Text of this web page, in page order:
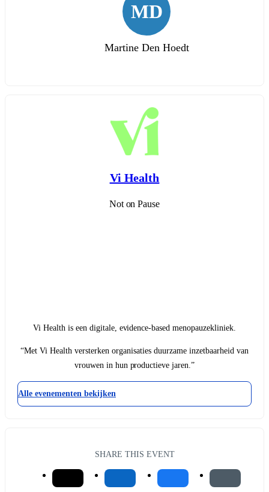
MD
Martine Den Hoedt
Vi Health
Not on Pause
Vi Health is een digitale, evidence-based menopauzekliniek.
“Met Vi Health versterken organisaties duurzame inzetbaarheid van
vrouwen in hun productieve jaren.”
Alle evenementen bekijken
SHARE THIS EVENT